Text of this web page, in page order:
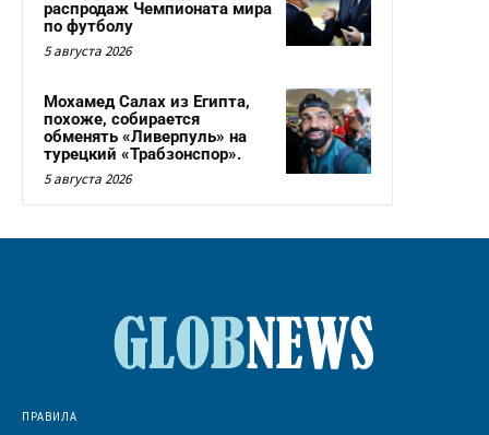
распродаж Чемпионата мира
по футболу
5 августа 2026
Мохамед Салах из Египта,
похоже, собирается
обменять «Ливерпуль» на
турецкий «Трабзонспор».
5 августа 2026
ПРАВИЛА